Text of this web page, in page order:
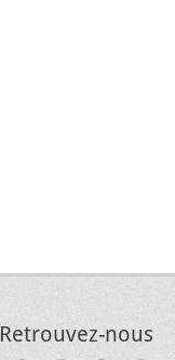
Retrouvez-nous